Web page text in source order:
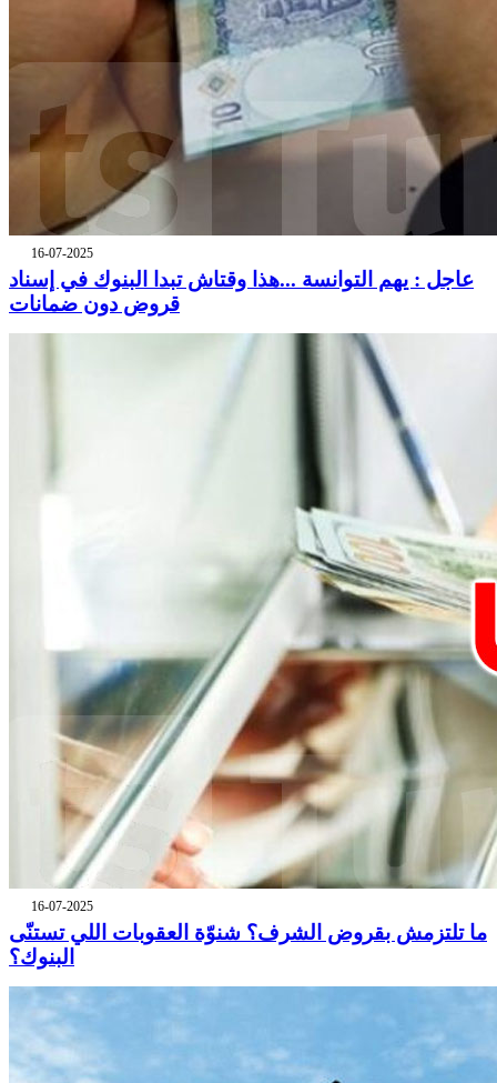
16-07-2025
عاجل : يهم التوانسة ...هذا وقتاش تبدا البنوك في إسناد
قروض دون ضمانات
16-07-2025
ما تلتزمش بقروض الشرف؟ شنوّة العقوبات اللي تستنّى
البنوك؟